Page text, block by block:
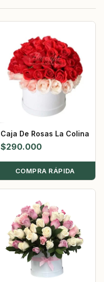
Caja De Rosas La Colina
$290.000
COMPRA RÁPIDA